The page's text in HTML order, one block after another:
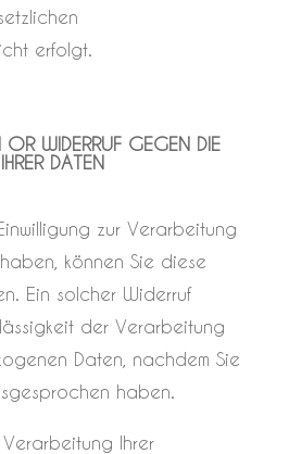
erfolgt.
OR WIDERRUF GEGEN DIE
DATEN
zur Verarbeitung
können Sie diese
Ein solcher Widerruf
der Verarbeitung
Daten, nachdem Sie
haben.
Ihrer